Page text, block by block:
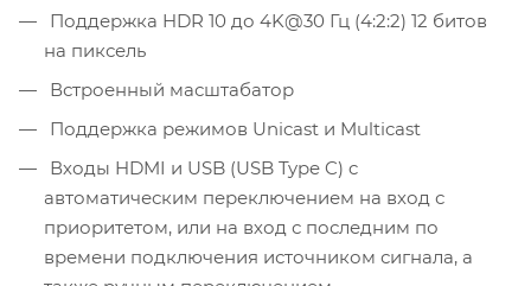
Поддержка HDR 10 до 4K@30 Гц (4:2:2) 12 битов
на пиксель
Встроенный масштабатор
Поддержка режимов Unicast и Multicast
Входы HDMI и USB (USB Type C) c
автоматическим переключением на вход с
приоритетом, или на вход с последним по
времени подключения источником сигнала, а